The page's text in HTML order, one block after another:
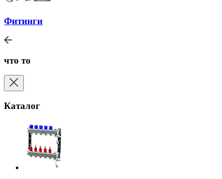
Фитинги
что то
Каталог